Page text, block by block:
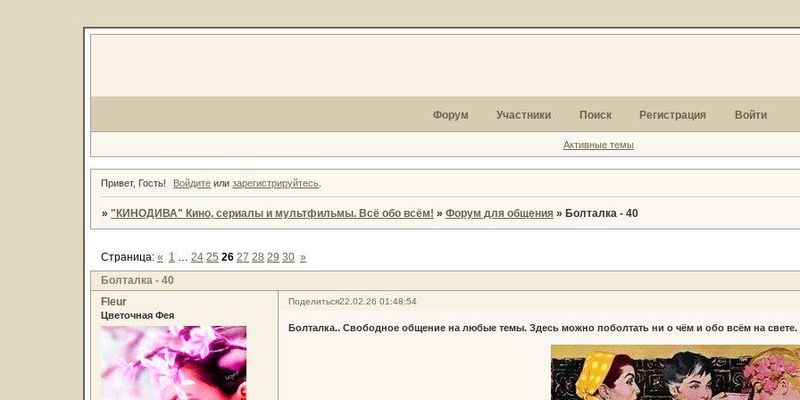
Форум Участники Поиск Регистрация Войти
Активные темы
Привет, Гость! Войдите илизарегистрируйтесь
» "КИНОДИВА" Кино, сериалы и мультфильмы. Всё обо всём! » Форум для общения » Болталка - 40
Болталка - 40
Страница: « 1 … 24 25 26 27 28 29 30 »
Поделиться22.02.26 01:48:54
Fleur
Цветочная Фея
Болталка.. Свободное общение на любые темы. Здесь можно поболтать ни о чём и обо всём на свете.